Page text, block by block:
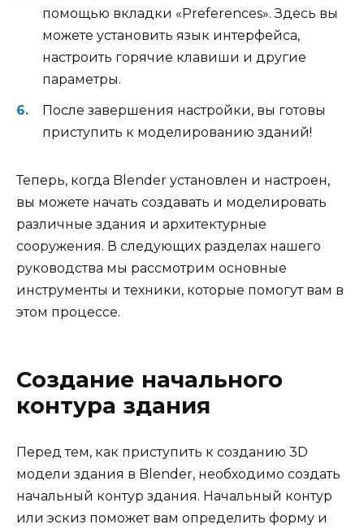
помощью вкладки «Preferences». Здесь вы
можете установить язык интерфейса,
настроить горячие клавиши и другие
параметры.
После завершения настройки, вы готовы
приступить к моделированию зданий!
Теперь, когда Blender установлен и настроен,
вы можете начать создавать и моделировать
различные здания и архитектурные
сооружения. В следующих разделах нашего
руководства мы рассмотрим основные
инструменты и техники, которые помогут вам в
этом процессе.
Создание начального
контура здания
Перед тем, как приступить к созданию 3D
модели здания в Blender, необходимо создать
начальный контур здания. Начальный контур
или эскиз поможет вам определить форму и